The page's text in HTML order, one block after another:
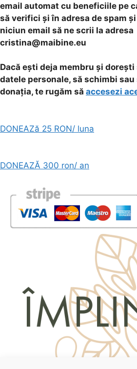
email automat cu beneficiile pe
să verifici și în adresa de spam
niciun email să ne scrii la adresa
cristina@maibine.eu
Dacă ești deja membru și
datele personale, să schimbi
donația, te rugăm să accesezi
DONEAZă 25 RON/ luna
DONEAZĂ 300 ron/ an